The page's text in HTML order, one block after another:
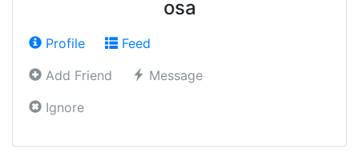
osa
Profile
Feed
Add Friend
Message
Ignore